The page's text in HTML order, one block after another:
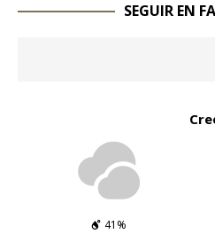
SEGUIR EN
41%